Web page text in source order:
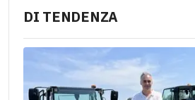
DI TENDENZA